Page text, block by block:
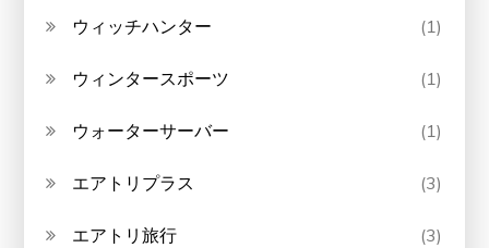
ウィッチハンター (1)
ウィンタースポーツ (1)
ウォーターサーバー (1)
エアトリプラス (3)
エアトリ旅行 (3)